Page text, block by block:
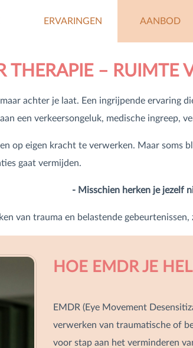
THERAPIE – RUIMTE
achter je laat. Een ingrijpende
een verkeersongeluk, medische ingreep,
op eigen kracht te verwerken. Maar soms
gaat vermijden.
- Misschien herken je jezelf
van trauma en belastende
HOE EMDR JE
EMDR (Eye Movement
verwerken van traumatische of
voor stap aan het verminderen
ERVARINGEN AANBOD
Persoonlijke
Stress- en